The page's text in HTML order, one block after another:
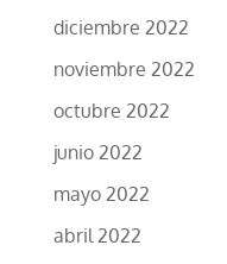
diciembre 2022
noviembre 2022
octubre 2022
junio 2022
mayo 2022
abril 2022